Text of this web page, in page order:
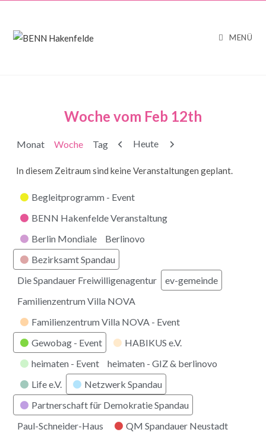
MENÜ
Woche vom Feb 12th
Monat Woche Tag Zurück
Heute Weiter
In diesem Zeitraum sind keine Veranstaltungen geplant.
Kategorien
Begleitprogramm - Event
BENN Hakenfelde Veranstaltung
Berlin Mondiale
Berlinovo
Bezirksamt Spandau
Die Spandauer Freiwilligenagentur
ev-gemeinde
Familienzentrum Villa NOVA
Familienzentrum Villa NOVA - Event
Gewobag - Event
HABIKUS e.V.
heimaten - Event
heimaten - GIZ & berlinovo
Life e.V.
Netzwerk Spandau
Partnerschaft für Demokratie Spandau
Paul-Schneider-Haus
QM Spandauer Neustadt